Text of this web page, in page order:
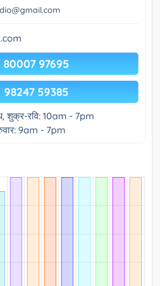
80007 97695
98247 59385
शुक्र-रवि: 10am - 7pm
9am - 7pm